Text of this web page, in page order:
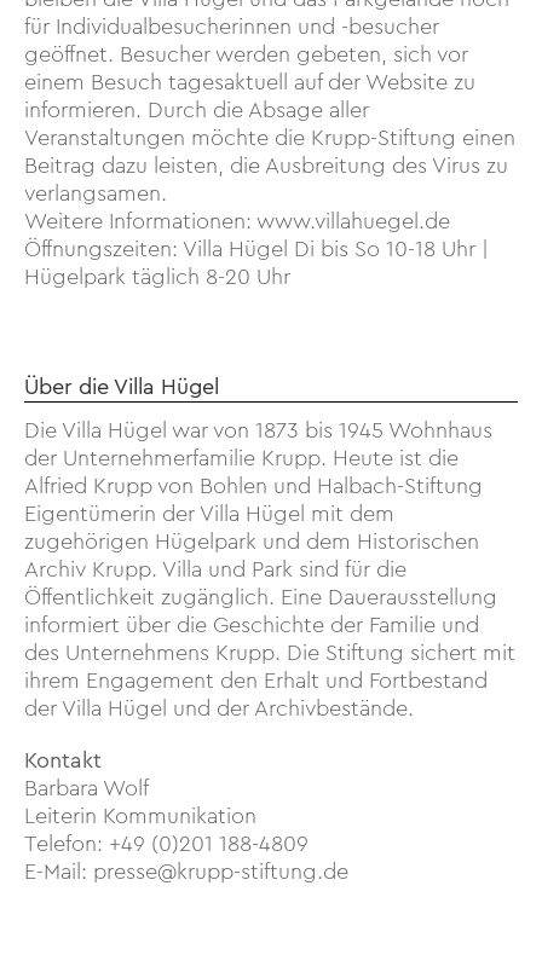
für Individualbesucherinnen und -besucher
geöffnet. Besucher werden gebeten, sich vor
einem Besuch tagesaktuell auf der Website zu
informieren. Durch die Absage aller
Veranstaltungen möchte die Krupp-Stiftung einen
Beitrag dazu leisten, die Ausbreitung des Virus zu
verlangsamen.
Weitere Informationen: www.villahuegel.de
Öffnungszeiten: Villa Hügel Di bis So 10-18 Uhr |
Hügelpark täglich 8-20 Uhr
Über die Villa Hügel
Die Villa Hügel war von 1873 bis 1945 Wohnhaus
der Unternehmerfamilie Krupp. Heute ist die
Alfried Krupp von Bohlen und Halbach-Stiftung
Eigentümerin der Villa Hügel mit dem
zugehörigen Hügelpark und dem Historischen
Archiv Krupp. Villa und Park sind für die
Öffentlichkeit zugänglich. Eine Dauerausstellung
informiert über die Geschichte der Familie und
des Unternehmens Krupp. Die Stiftung sichert mit
ihrem Engagement den Erhalt und Fortbestand
der Villa Hügel und der Archivbestände.
Kontakt
Barbara Wolf
Leiterin Kommunikation
Telefon: +49 (0)201 188-4809
E-Mail: presse@krupp-stiftung.de